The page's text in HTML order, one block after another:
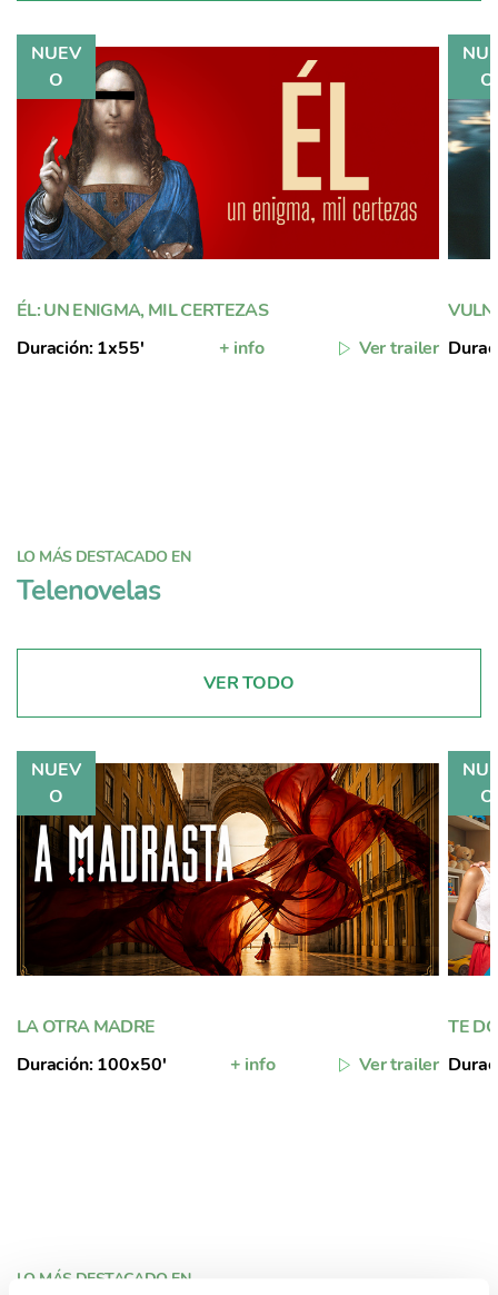
ÉL: UN ENIGMA, MIL CERTEZAS
Duración: 1x55'
+ info Ver trailer
LO MÁS DESTACADO EN
Telenovelas
VER TODO
LA OTRA MADRE
Duración: 100x50'
+ info Ver trailer
TE
LO MÁS DESTACADO EN